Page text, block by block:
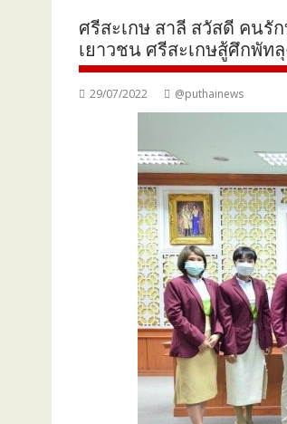
ศรีสะเกษ สาลี สวัสดี คนรั
เยาวชน ศรีสะเกษสู้ศึกพัทลุ
29/07/2022 @puthainews